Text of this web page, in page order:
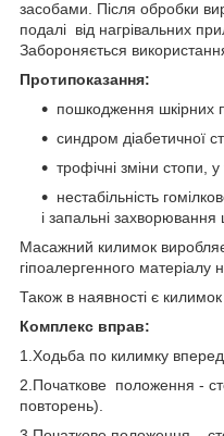
засобами. Після обробки
подалі від нагрівальних
Забороняється
Протипоказання:
пошкодження шкірних
синдром діабетичної
трофічні зміни стопи,
нестабільність
і запальні захворювання
Масажний килимок
гіпоалергенного матеріалу
Також в наявності є
Комплекс вправ:
1.Ходьба по килимку
2.Початкове положення -
повторень).